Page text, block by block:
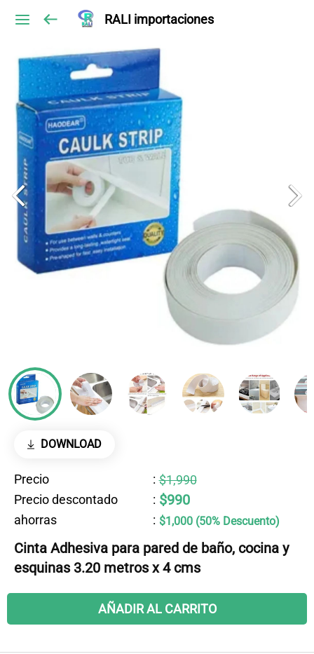
RALI importaciones
DOWNLOAD
Precio : $1,990
Precio descontado
: $990
ahorras : $1,000 (50% Descuento)
Cinta Adhesiva para pared de baño, cocina y
esquinas 3.20 metros x 4 cms
AÑADIR AL CARRITO